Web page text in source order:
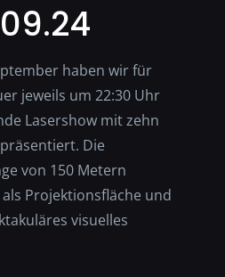
haben wir für
jeweils um 22:30 Uhr
Lasershow mit zehn
Die
von 150 Metern
Projektionsfläche und
visuelles